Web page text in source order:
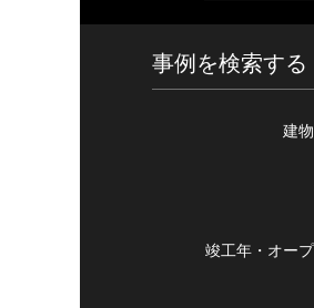
事例を検索する
建
竣工年・ オー